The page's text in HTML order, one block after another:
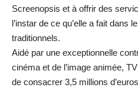
Screenopsis et à offrir des
l’instar de ce qu’elle a fait dans
traditionnels.
Aidé par une exceptionnelle
cinéma et de l’image animée,
de consacrer 3,5 millions